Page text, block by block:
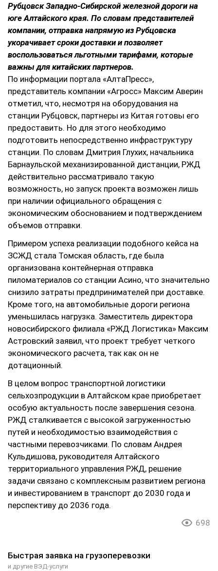
Рубцовск Западно-Сибирской железной дороги на
юге Алтайского края. По словам представителей
компании, отправка напрямую из Рубцовска
укорачивает сроки доставки и позволяет
воспользоваться льготными тарифами, которые
важны для китайских партнеров.
По информации портала «АлтаПресс»,
представитель компании «Агросс» Максим Аверин
отметил, что, несмотря на оборудования на
станции Рубцовск, партнеры из Китая готовы его
предоставить. Но для этого необходимо
подготовить непосредственно инфраструктуру
станции. По словам Дмитрия Глухих, начальника
Барнаульской механизированной дистанции, РЖД
действительно рассматривало такую
возможность, но запуск проекта возможен лишь
при наличии официального обращения с
экономическим обоснованием и подтверждением
объемов отправки.
Примером успеха реализации подобного кейса на
ЗСЖД стала Томская область, где была
организована контейнерная отправка
пиломатериалов со станции Асино, что значительно
снизило затраты предпринимателей при доставке.
Кроме того, на автомобильные дороги региона
уменьшилась нагрузка. Заместитель директора
новосибирского филиала «РЖД Логистика» Максим
Астровский заявил, что проект требует четкого
экономического расчета, так как он не
дотационный.
В целом вопрос транспортной логистики
сельхозпродукции в Алтайском крае приобретает
особую актуальность после завершения сезона.
РЖД сталкивается с высокой загруженностью
путей и необходимостью взаимодействия с
частными перевозчиками. По словам Андрея
Кульдишова, руководителя Алтайского
территориального управления РЖД, решение
задачи связано с комплексным развитием региона
и инвестированием в транспорт до 2030 года и
перспективу до 2036 года.
698
Быстрая заявка на грузоперевозки
и другие ВЭД-услуги